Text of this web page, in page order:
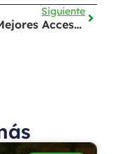
Siguiente
Los 4 Mejores Accesorios De Barbacoas